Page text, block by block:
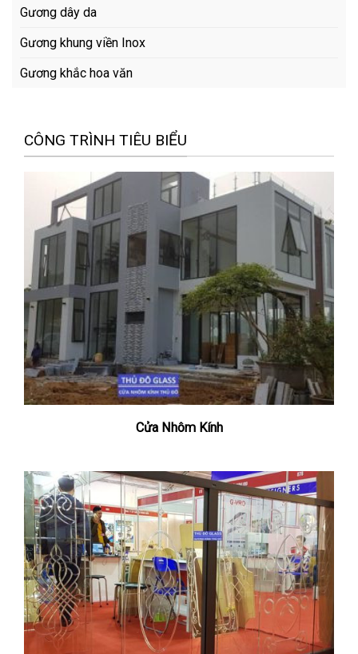
Gương dây da
Gương khung viền Inox
Gương khắc hoa văn
CÔNG TRÌNH TIÊU BIỂU
Cửa Nhôm Kính